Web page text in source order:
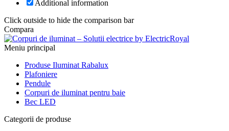
Additional information
Click outside to hide the comparison bar
Compara
Meniu principal
Produse Iluminat Rabalux
Plafoniere
Pendule
Corpuri de iluminat pentru baie
Bec LED
Categorii de produse